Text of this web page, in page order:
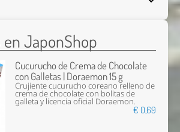
JaponShop
Cucurucho de Crema de Chocolate
con Galletas | Doraemon 15 g
Crujiente cucurucho coreano relleno de
crema de chocolate con bolitas de
galleta y licencia oficial Doraemon.
€ 0,69